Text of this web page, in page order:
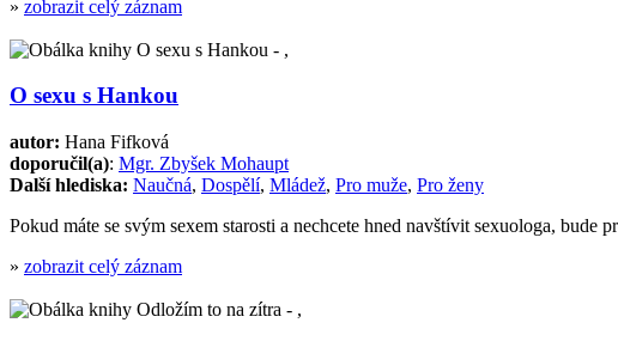
» zobrazit celý záznam
O sexu s Hankou
autor: Hana Fifková
doporučil(a): Mgr. Zbyšek Mohaupt
Další hlediska: Naučná, Dospělí, Mládež, Pro muže, Pro ženy
Pokud máte se svým sexem starosti a nechcete hned navštívit sexuologa,
» zobrazit celý záznam